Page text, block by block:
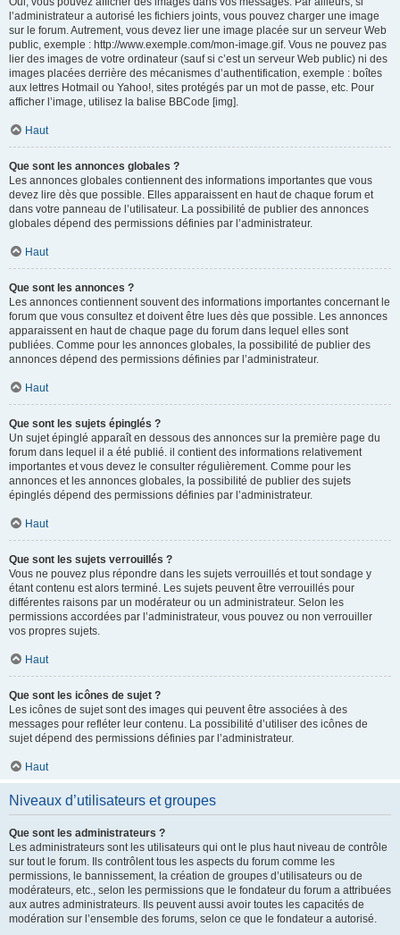
l’administrateur a autorisé les fichiers joints, vous pouvez charger une image
sur le forum. Autrement, vous devez lier une image placée sur un serveur Web
public, exemple : http://www.exemple.com/mon-image.gif. Vous ne pouvez pas
lier des images de votre ordinateur (sauf si c’est un serveur Web public) ni des
images placées derrière des mécanismes d’authentification, exemple : boîtes
aux lettres Hotmail ou Yahoo!, sites protégés par un mot de passe, etc. Pour
afficher l’image, utilisez la balise BBCode [img].
Haut
Que sont les annonces globales ?
Les annonces globales contiennent des informations importantes que vous
devez lire dès que possible. Elles apparaissent en haut de chaque forum et
dans votre panneau de l’utilisateur. La possibilité de publier des annonces
globales dépend des permissions définies par l’administrateur.
Haut
Que sont les annonces ?
Les annonces contiennent souvent des informations importantes concernant le
forum que vous consultez et doivent être lues dès que possible. Les annonces
apparaissent en haut de chaque page du forum dans lequel elles sont
publiées. Comme pour les annonces globales, la possibilité de publier des
annonces dépend des permissions définies par l’administrateur.
Haut
Que sont les sujets épinglés ?
Un sujet épinglé apparaît en dessous des annonces sur la première page du
forum dans lequel il a été publié. il contient des informations relativement
importantes et vous devez le consulter régulièrement. Comme pour les
annonces et les annonces globales, la possibilité de publier des sujets
épinglés dépend des permissions définies par l’administrateur.
Haut
Que sont les sujets verrouillés ?
Vous ne pouvez plus répondre dans les sujets verrouillés et tout sondage y
étant contenu est alors terminé. Les sujets peuvent être verrouillés pour
différentes raisons par un modérateur ou un administrateur. Selon les
permissions accordées par l’administrateur, vous pouvez ou non verrouiller
vos propres sujets.
Haut
Que sont les icônes de sujet ?
Les icônes de sujet sont des images qui peuvent être associées à des
messages pour refléter leur contenu. La possibilité d’utiliser des icônes de
sujet dépend des permissions définies par l’administrateur.
Haut
Niveaux d’utilisateurs et groupes
Que sont les administrateurs ?
Les administrateurs sont les utilisateurs qui ont le plus haut niveau de contrôle
sur tout le forum. Ils contrôlent tous les aspects du forum comme les
permissions, le bannissement, la création de groupes d’utilisateurs ou de
modérateurs, etc., selon les permissions que le fondateur du forum a attribuées
aux autres administrateurs. Ils peuvent aussi avoir toutes les capacités de
modération sur l’ensemble des forums, selon ce que le fondateur a autorisé.